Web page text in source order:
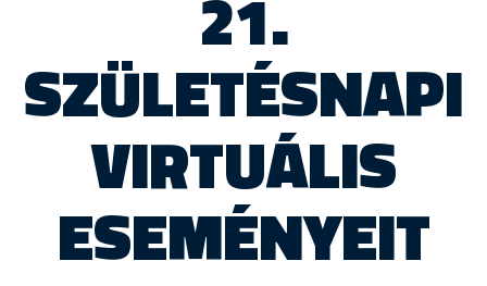
21.
SZÜLETÉSNAPI
VIRTUÁLIS
ESEMÉNYEIT